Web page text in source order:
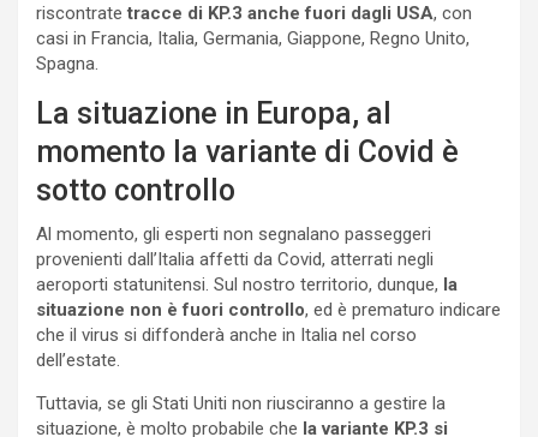
riscontratetracce di KP.3 anche fuori dagli USA, con
casi in Francia, Italia, Germania, Giappone, Regno Unito,
Spagna.
La situazione in Europa, al
momento la variante di Covid è
sotto controllo
Al momento, gli esperti non segnalano passeggeri
provenienti dall’Italia affetti da Covid, atterrati negli
aeroporti statunitensi. Sul nostro territorio, dunque, la
situazione non è fuori controllo, ed è prematuro indicare
che il virus si diffonderà anche in Italia nel corso
dell’estate.
Tuttavia, se gli Stati Uniti non riusciranno a gestire la
situazione, è molto probabile che la variante KP.3 si